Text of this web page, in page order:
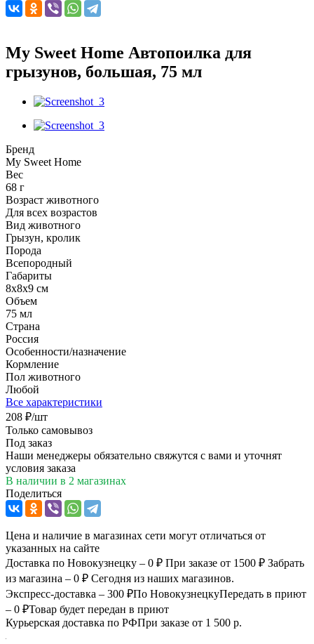
My Sweet Home Автопоилка для
грызунов, большая, 75 мл
Бренд
My Sweet Home
Вес
68 г
Возраст животного
Для всех возрастов
Вид животного
Грызун, кролик
Порода
Всепородный
Габариты
8х8х9 см
Объем
75 мл
Страна
Россия
Особенности/назначение
Кормление
Пол животного
Любой
Все характеристики
208 ₽/шт
Только самовывоз
Под заказ
Наши менеджеры обязательно свяжутся с вами и уточнят
условия заказа
В наличии в 2 магазинах
Поделиться
Цена и наличие в магазинах сети могут отличаться от
указанных на сайте
Доставка по Новокузнецку – 0 ₽ При заказе от 1500 ₽ Забрать
из магазина – 0 ₽ Сегодня из наших магазинов.
Экспресс-доставка – 300 ₽По НовокузнецкуПередать в приют
– 0 ₽Товар будет передан в приют
Курьерская доставка по РФПри заказе от 1 500 р.